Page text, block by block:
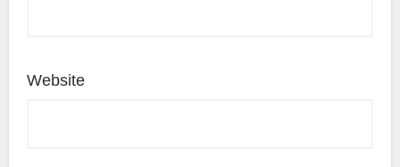
Website